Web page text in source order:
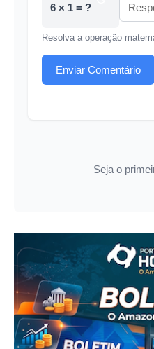
6 × 1 = ?
Resolva a operação
Enviar Comentário
Seja o